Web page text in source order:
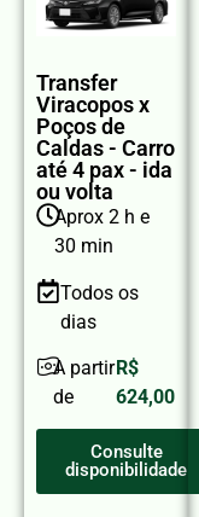
Transfer
Viracopos x
Poços de
Caldas - Carro
até 4 pax - ida
ou volta
Aprox 2 h e
30 min
Todos os
dias
A partir
de
R$
624,00
Consulte
disponibilidade